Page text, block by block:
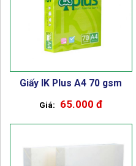
Giấy IK Plus A4 70 gsm
65.000 đ